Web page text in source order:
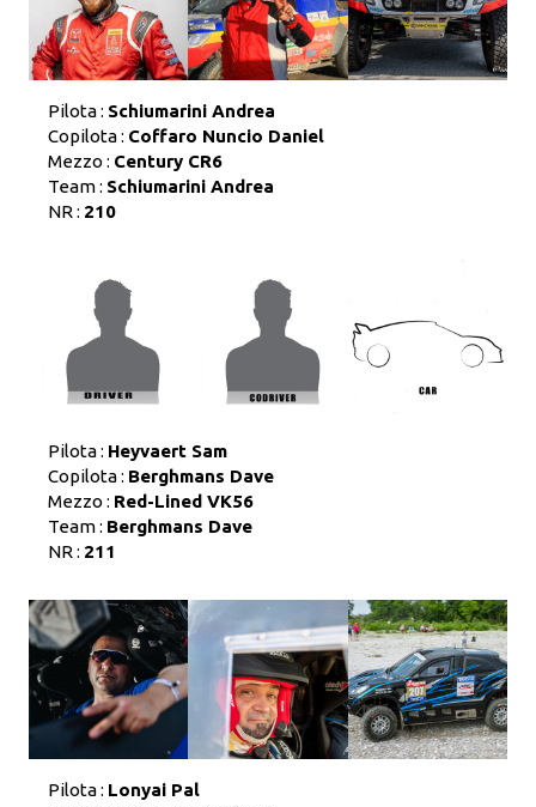
Pilota : Schiumarini Andrea
Copilota : Coffaro Nuncio Daniel
Mezzo : Century CR6
Team : Schiumarini Andrea
NR : 210
Pilota : Heyvaert Sam
Copilota : Berghmans Dave
Mezzo : Red-Lined VK56
Team : Berghmans Dave
NR : 211
Pilota : Lonyai Pal